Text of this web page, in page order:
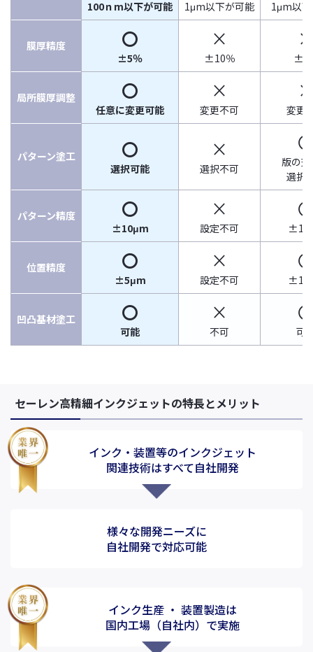
100ｎm以下が可能
1μm以下が可能 1μm以
膜厚精度 〇
±5％
×
±10％ ±5
局所膜厚調整 〇
任意に変更可能
×
変更不可 変更
パターン塗工 〇
選択可能
×
選択不可
版の
選択
パターン精度 〇
±10μm
×
設定不可
位置精度 〇
±5μm
×
設定不可
凹凸基材塗工 〇
可能
×
不可 可
セーレン高精細インクジェットの特長とメリット
インク・装置等のインクジェット
関連技術はすべて自社開発
様々な開発ニーズに
自社開発で対応可能
インク生産 ・ 装置製造は
国内工場（自社内）で実施